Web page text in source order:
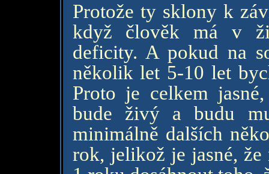
Protože ty sklony k
když člověk má v
deficity. A pokud na
několik let 5-10 let
Proto je celkem
bude živý a budu
minimálně dalších
rok, jelikož je jasné, že